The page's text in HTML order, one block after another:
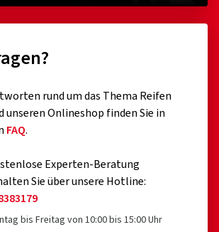
im Detail
Kauf
rund um das Thema Reifen
unseren Onlineshop finden Sie in
FAQ.
Experten-Beratung
Sie über unsere Hotline:
bis Freitag von 10:00 bis 15:00 Uhr